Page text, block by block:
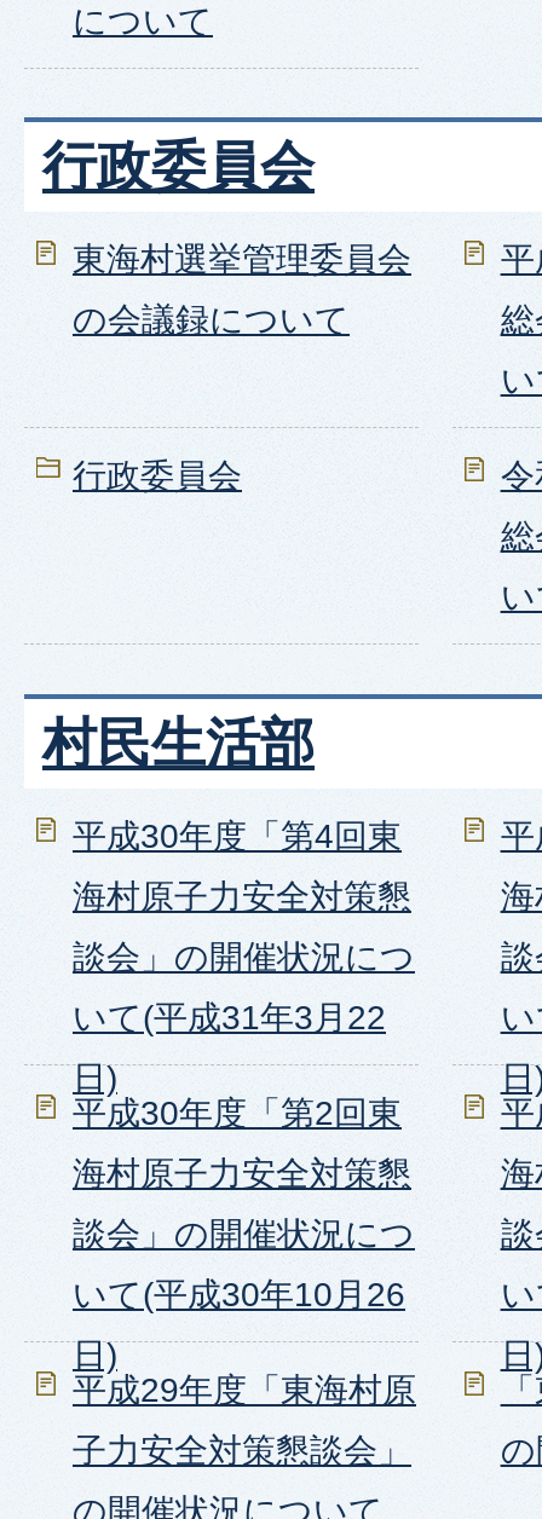
について
行政委員会
東海村選挙管理委員会
の会議録について
平
行政委員会
令
村民生活部
平成30年度「第4回東
海村原子力安全対策懇
談会」の開催状況につ
いて(平成31年3月22
日)
平
海
日
平成30年度「第2回東
海村原子力安全対策懇
談会」の開催状況につ
いて(平成30年10月26
日)
平
海
日
平成29年度「東海村原
子力安全対策懇談会」
の開催状況について